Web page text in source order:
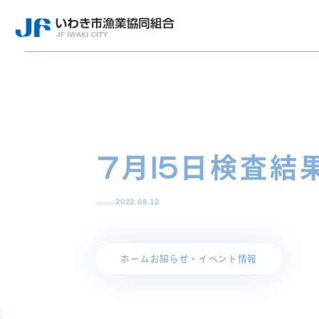
7月15日検査結
2022.08.12
ホーム お知らせ・イベント情報